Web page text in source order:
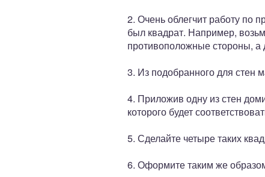
2. Очень облегчит работу по
был квадрат. Например,
противоположные стороны, а
3. Из подобранного для стен
4. Приложив одну из стен
которого будет
5. Сделайте четыре таких
6. Оформите таким же